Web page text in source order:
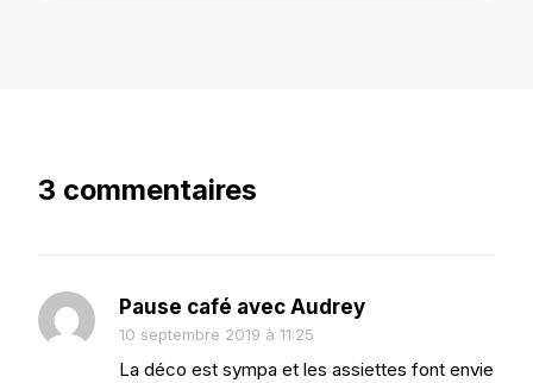
3 commentaires
Pause café avec Audrey
10 septembre 2019 à 11:25
La déco est sympa et les assiettes font envie